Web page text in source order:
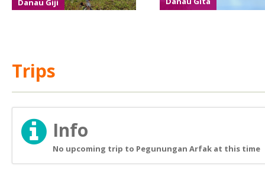
Trips
Info
No upcoming trip to Pegunungan Arfak at this time